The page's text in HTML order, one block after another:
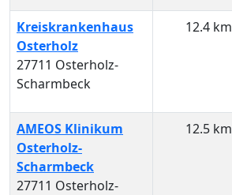
Kreiskrankenhaus
Osterholz
27711 Osterholz-
Scharmbeck
12.4 km
AMEOS Klinikum
Osterholz-
Scharmbeck
27711 Osterholz-
12.5 km